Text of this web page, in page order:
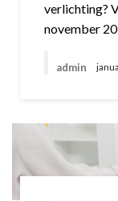
verlichting?
november
admin